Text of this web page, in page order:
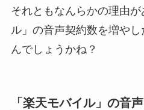
それともなんらかの理由
ル」の音声契約数を増や
んでしょうかね？
「楽天モバイル」の音